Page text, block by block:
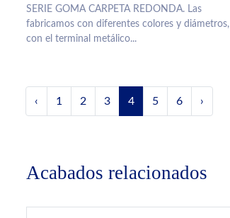
SERIE GOMA CARPETA REDONDA. Las
fabricamos con diferentes colores y diámetros,
con el terminal metálico...
‹ 1 2 3 4 5 6 ›
Acabados relacionados